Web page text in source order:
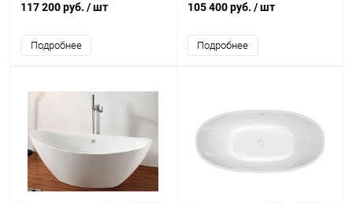
117 200 руб. / шт
Подробнее
105 400 руб. / шт
Подробнее